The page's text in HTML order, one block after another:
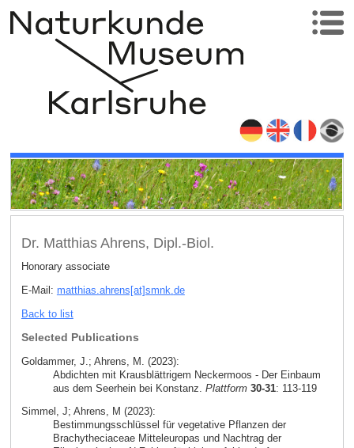
Dr. Matthias Ahrens, Dipl.-Biol.
Honorary associate
E-Mail: matthias.ahrens[at]smnk.de
Back to list
Selected Publications
Goldammer, J.; Ahrens, M. (2023):
Abdichten mit Krausblättrigem Neckermoos - Der Einbaum
aus dem Seerhein bei Konstanz. Plattform 30-31: 113-119
Simmel, J; Ahrens, M (2023):
Bestimmungsschlüssel für vegetative Pflanzen der
Brachytheciaceae Mitteleuropas und Nachtrag der